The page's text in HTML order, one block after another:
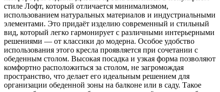
стиле Лофт, который отличается минимализмом,
использованием натуральных материалов и индустриальными
элементами. Это придаёт изделию современный и стильный
вид, который легко гармонирует с различными интерьерными
решениями — от классики до модерна. Особое удобство
использования этого кресла проявляется при сочетании с
обеденным столом. Высокая посадка и узкая форма позволяют
комфортно расположиться за столом, не загромождая
пространство, что делает его идеальным решением для
организации обеденной зоны на балконе или в саду. Такое